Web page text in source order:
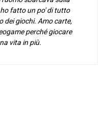
fatto un po' di tutto
dei giochi. Amo carte,
perché giocare
vita in più.